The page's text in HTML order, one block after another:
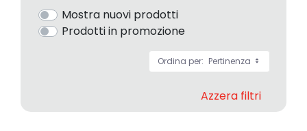
Mostra nuovi prodotti
Prodotti in promozione
Ordina per: Pertinenza
Azzera filtri